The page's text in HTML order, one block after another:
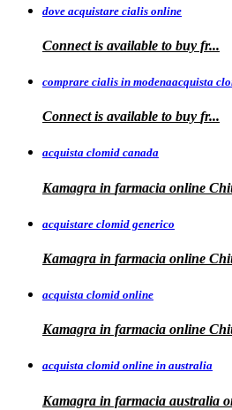
dove acquistare cialis online
Connect is available to buy fr...
comprare cialis in modenaacquista
Connect is available to buy fr...
acquista clomid canada
Kamagra in farmacia online
acquistare clomid generico
Kamagra in farmacia online
acquista clomid online
Kamagra in farmacia online
acquista clomid online in australia
Kamagra in farmacia australia